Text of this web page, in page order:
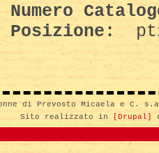
Numero
Posizione:
di Prevosto Micaela e C.
Sito realizzato in
[Drupal]